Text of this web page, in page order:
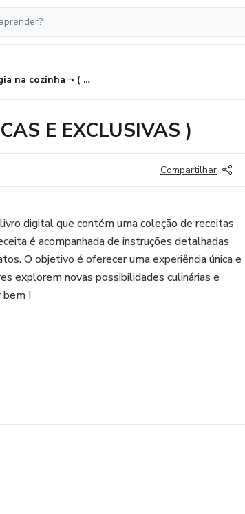
Magia na cozinha ¬ ( RECEITAS UNICAS E EXCLUSIVAS )
E EXCLUSIVAS )
Compartilhar
digital que contém uma coleção de receitas
é acompanhada de instruções detalhadas
O objetivo é oferecer uma experiência única e
explorem novas possibilidades culinárias e
bem !